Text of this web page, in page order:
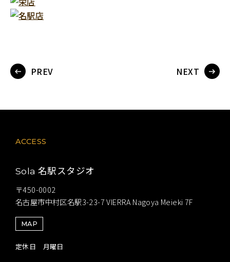
PREV NEXT
ACCESS
Sola 名駅スタジオ
〒450-0002
名古屋市中村区名駅3-23-7 VIERRA Nagoya Meieki 7F
MAP
定休日 月曜日